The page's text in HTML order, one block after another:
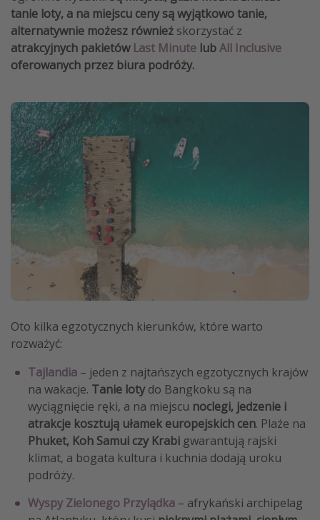
tanie loty, a na miejscu ceny są wyjątkowo tanie,
alternatywnie możesz również skorzystać z
atrakcyjnych pakietów Last Minute lubAll Inclusive
oferowanych przez biura podróży.
Oto kilka egzotycznych kierunków, które warto
rozważyć:
Tajlandia – jeden z najtańszych egzotycznych krajów
na wakacje. Tanie lotydo Bangkoku są na
wyciągnięcie ręki, a na miejscu noclegi, jedzenie i
atrakcje kosztują ułamek europejskich cen. Plaże na
Phuket, Koh Samui czy Krabi gwarantują rajski
klimat, a bogata kultura i kuchnia dodają uroku
podróży.
Wyspy Zielonego Przylądka – afrykański archipelag